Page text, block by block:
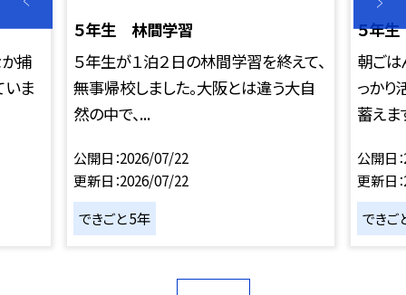
捕
いま
５年生 林間学習
５年生が１泊２日の林間学習を終えて、
無事帰校しました。大阪とは違う大自
然の中で、...
公開日 2026/07/22
更新日 2026/07/22
できごと 5年
５年
朝ごは
っかり
蓄えま
公開日
更新日
できご